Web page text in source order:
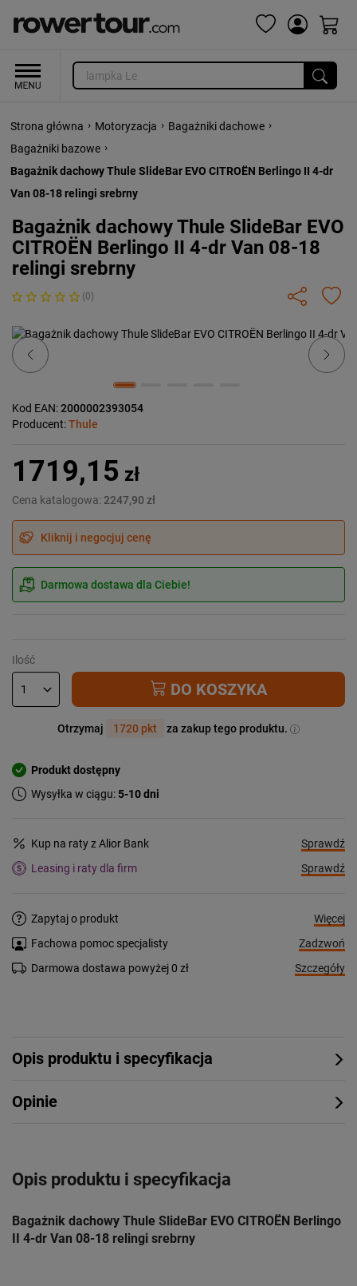
Strona główna › Motoryzacja › Bagażniki dachowe ›
Bagażniki bazowe ›
Bagażnik dachowy Thule SlideBar EVO CITROËN Berlingo II 4-dr
Van 08-18 relingi srebrny
Bagażnik dachowy Thule SlideBar EVO
CITROËN Berlingo II 4-dr Van 08-18
relingi srebrny
(0)
Previous Next
Kod EAN:2000002393054
Producent:Thule
1719,15 zł
Cena katalogowa: 2247,90 zł
Kliknij i negocjuj cenę
Darmowa dostawa dla Ciebie!
Ilość
DO KOSZYKA
Otrzymaj 1720 pkt za zakup tego produktu.
Produkt dostępny
Wysyłka w ciągu:5-10 dni
Kup na raty z Alior Bank
Sprawdź
Leasing i raty dla firm
Sprawdź
Zapytaj o produkt
Więcej
Fachowa pomoc specjalisty
Zadzwoń
Darmowa dostawa powyżej 0 zł
Szczegóły
Opis produktu i specyfikacja
Opinie
Opis produktu i specyfikacja
Bagażnik dachowy Thule SlideBar EVO CITROËN Berlingo
II 4-dr Van 08-18 relingi srebrny